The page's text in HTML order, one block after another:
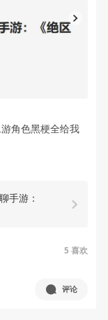
角色黑梗全给我
手游：
5 喜欢
评论